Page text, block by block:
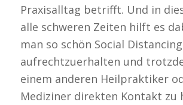
Praxisalltag betrifft. Und in
alle schweren Zeiten hilft es
man so schön Social
aufrechtzuerhalten und
einem anderen Heilpraktiker
Mediziner direkten Kontakt zu